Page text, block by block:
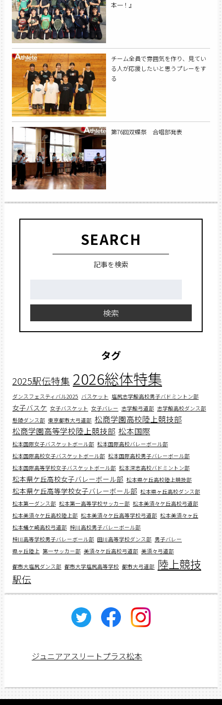
本一！』
チーム全員で雰囲気を作り、見てい
る人が応援したいと思うプレーをす
る
第76回双蝶祭 合唱部発表
SEARCH
記事を検索
検索
タグ
2025駅伝特集 2026総体特集
ダンスフェスティバル2025 バスケット 塩尻志学館高校男子バドミントン部
女子バスケ 女子バスケット 女子バレー 志学館弓道部 志学館高校ダンス部
懸陵ダンス部 東京都市大弓道部 松商学園高校陸上競技部
松商学園高等学校陸上競技部 松本国際
松本国際女子バスケットボール部 松本国際高校バレーボール部
松本国際高校女子バスケットボール部 松本国際高校男子バレーボール部
松本国際高等学校女子バスケットボール部 松本深志高校バドミントン部
松本県ケ丘高校女子バレーボール部 松本県ケ丘高校陸上競技部
松本県ケ丘高等学校女子バレーボール部 松本県ヶ丘高校ダンス部
松本第一ダンス部 松本第一高等学校サッカー部 松本美須々ケ丘高校弓道部
松本美須々ケ丘高校陸上部 松本美須々ケ丘高等学校弓道部 松本美須々ヶ丘
松本蟻ケ崎高校弓道部 梓川高校男子バレーボール部
梓川高等学校男子バレーボール部 田川高等学校ダンス部 男子バレー
県ヶ丘陸上 第一サッカー部 美須々ケ丘高校弓道部 美須々弓道部
都市大塩尻ダンス部 都市大学塩尻高等学校 都市大弓道部 陸上競技
駅伝
ジュニアアスリートプラス松本